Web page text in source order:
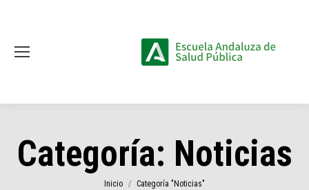
Categoría: Noticias
Estás aquí:
Inicio Categoría "Noticias"